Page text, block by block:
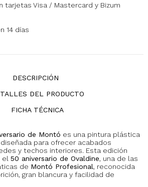
tarjetas Visa / Mastercard y Bizum
14 días
DESCRIPCIÓN
DEL PRODUCTO
FICHA TÉCNICA
de Montó es una pintura plástica
para ofrecer acabados
y techos interiores. Esta edición
el 50 aniversario de Ovaldine, una de las
de Montó Profesional, reconocida
gran blancura y facilidad de